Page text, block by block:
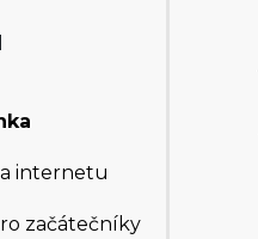
internetu
začátečníky